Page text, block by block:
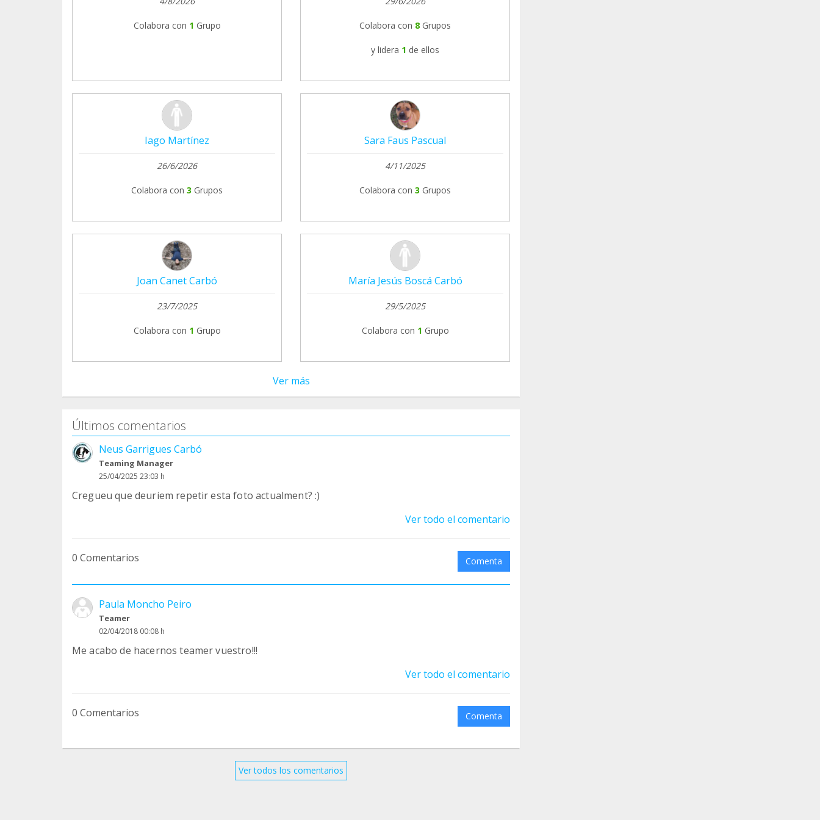
Colabora con 1 Grupo Colabora con 8 Grupos
y lidera 1 de ellos
Iago Martínez
26/6/2026
Colabora con 3 Grupos
Sara Faus Pascual
4/11/2025
Colabora con 3 Grupos
Joan Canet Carbó
23/7/2025
Colabora con 1 Grupo
María Jesús Boscá Carbó
29/5/2025
Colabora con 1 Grupo
Ver más
Últimos comentarios
Neus Garrigues Carbó
Teaming Manager
25/04/2025 23:03 h
Cregueu que deuriem repetir esta foto actualment? :)
Ver todo el comentario
0 Comentarios Comenta
Paula Moncho Peiro
Teamer
02/04/2018 00:08 h
Me acabo de hacernos teamer vuestro!!!
Ver todo el comentario
0 Comentarios Comenta
Ver todos los comentarios